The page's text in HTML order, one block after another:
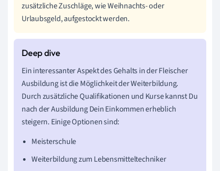
zusätzliche Zuschläge, wie Weihnachts- oder
Urlaubsgeld, aufgestockt werden.
Ein interessanter Aspekt des Gehalts in der Fleischer
Ausbildung ist die Möglichkeit der Weiterbildung.
Durch zusätzliche Qualifikationen und Kurse kannst Du
nach der Ausbildung Dein Einkommen erheblich
steigern. Einige Optionen sind:
Meisterschule
Weiterbildung zum Lebensmitteltechniker